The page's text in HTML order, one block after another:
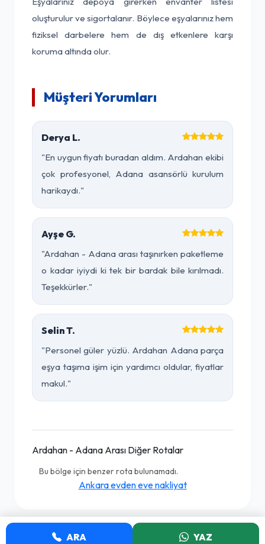
oluşturulur ve sigortalanır. Böylece eşyalarınız hem
fiziksel darbelere hem de dış etkenlere karşı
koruma altında olur.
Müşteri Yorumları
Derya L.
"En uygun fiyatı buradan aldım. Ardahan ekibi
çok profesyonel, Adana asansörlü kurulum
harikaydı."
Ayşe G.
"Ardahan - Adana arası taşınırken paketleme
o kadar iyiydi ki tek bir bardak bile kırılmadı.
Teşekkürler."
Selin T.
"Personel güler yüzlü. Ardahan Adana parça
eşya taşıma işim için yardımcı oldular, fiyatlar
makul."
Ardahan - Adana Arası Diğer Rotalar
Bu bölge için benzer rota bulunamadı.
Ankara evden eve nakliyat
ARA YAZ